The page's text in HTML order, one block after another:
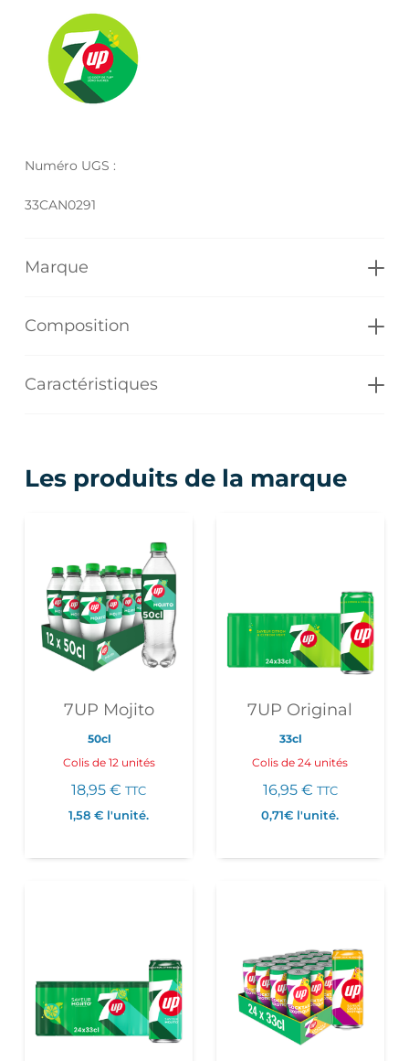
Cherry
Numéro UGS :
33CAN0291
Marque
Composition
Caractéristiques
Les produits de la marque
7UP Mojito
50cl
Colis de 12 unités
18,95€ TTC
1,58 € l'unité.
7UP Original
33cl
Colis de 24 unités
16,95 € TTC
0,71€ l'unité.